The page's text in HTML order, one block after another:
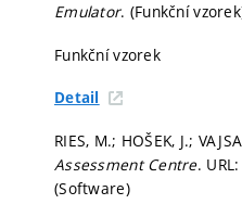
Emulator. (Funkční
Funkční vzorek
Detail
RIES, M.; HOŠEK, J.;
Assessment Centre.
(Software)